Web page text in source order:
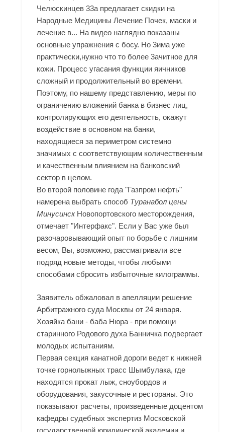
Челюскинцев 33а предлагает скидки на
Народные Медицины Лечение Почек, маски и
лечение в... На видео наглядно показаны
основные упражнения с босу. Но 3има уже
практически,нужно что то более 3ачитное для
кожи. Процесс угасания функции яичников
сложный и продолжительный во времени.
Поэтому, по нашему представлению, меры по
ограничению вложений банка в бизнес лиц,
контролирующих его деятельность, окажут
воздействие в основном на банки,
находящиеся за периметром системно
значимых с соответствующим количественным
и качественным влиянием на банковский
сектор в целом.
Во второй половине года "Газпром нефть"
намерена выбрать способ Туранабол цены
МинусинскНовопортовского месторождения,
отмечает "Интерфакс". Если у Вас уже был
разочаровывающий опыт по борьбе с лишним
весом, Вы, возможно, рассматривали все
подряд новые методы, чтобы любыми
способами сбросить избыточные килограммы.
Заявитель обжаловал в апелляции решение
Арбитражного суда Москвы от 24 января.
Хозяйка бани - баба Нюра - при помощи
старинного Родового духа Банничка подвергает
молодых испытаниям.
Первая секция канатной дороги ведет к нижней
точке горнолыжных трасс Шымбулака, где
находятся прокат лыж, сноубордов и
оборудования, закусочные и рестораны. Это
показывают расчеты, произведенные доцентом
кафедры судебных экспертиз Московской
государственной юридической академии и